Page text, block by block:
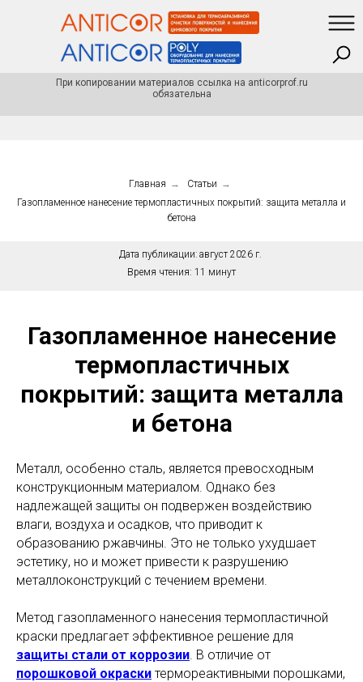
При копировании материалов ссылка на anticorprof.ru
обязательна
Главная → Статьи →
Газопламенное нанесение термопластичных покрытий: защита металла и
бетона
август 2026 г.
Дата публикации:
Время чтения: 11 минут
Газопламенное нанесение
термопластичных
покрытий: защита металла
и бетона
Металл, особенно сталь, является превосходным
конструкционным материалом. Однако без
надлежащей защиты он подвержен воздействию
влаги, воздуха и осадков, что приводит к
образованию ржавчины. Это не только ухудшает
эстетику, но и может привести к разрушению
металлоконструкций с течением времени.
Метод газопламенного нанесения термопластичной
краски предлагает эффективное решение для
защиты стали от коррозии. В отличие от
порошковой окраски термореактивными порошками,